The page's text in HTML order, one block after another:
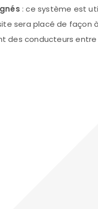
: ce système est
sera placé de façon
des conducteurs entre